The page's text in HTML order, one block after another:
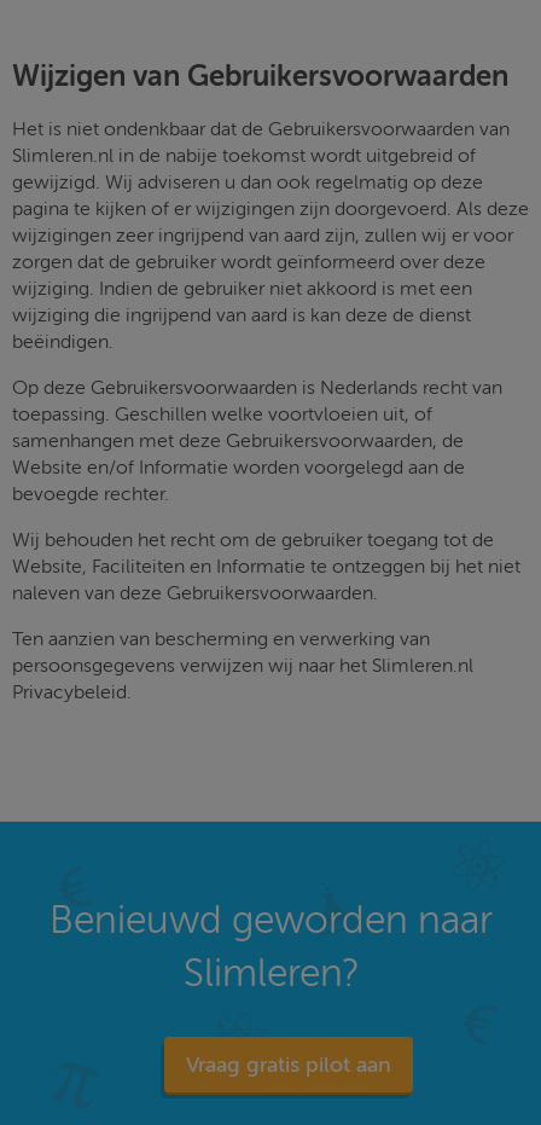
Wijzigen van Gebruikersvoorwaarden
Het is niet ondenkbaar dat de Gebruikersvoorwaarden van
Slimleren.nl in de nabije toekomst wordt uitgebreid of
gewijzigd. Wij adviseren u dan ook regelmatig op deze
pagina te kijken of er wijzigingen zijn doorgevoerd. Als deze
wijzigingen zeer ingrijpend van aard zijn, zullen wij er voor
zorgen dat de gebruiker wordt geïnformeerd over deze
wijziging. Indien de gebruiker niet akkoord is met een
wijziging die ingrijpend van aard is kan deze de dienst
beëindigen.
Op deze Gebruikersvoorwaarden is Nederlands recht van
toepassing. Geschillen welke voortvloeien uit, of
samenhangen met deze Gebruikersvoorwaarden, de
Website en/of Informatie worden voorgelegd aan de
bevoegde rechter.
Wij behouden het recht om de gebruiker toegang tot de
Website, Faciliteiten en Informatie te ontzeggen bij het niet
naleven van deze Gebruikersvoorwaarden.
Ten aanzien van bescherming en verwerking van
persoonsgegevens verwijzen wij naar het Slimleren.nl
Privacybeleid.
Benieuwd geworden naar
Slimleren?
Vraag gratis pilot aan